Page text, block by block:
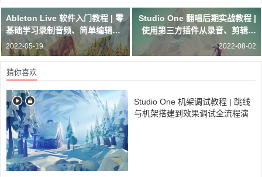
Ableton Live 软件入门教程 | 零
基础学习录制音频、简单编辑，
掌握软件各项功能使用方法
2022-05-19
Studio One 翻唱后期实战教程 |
使用第三方插件从录音、剪辑到
后期混音全流程演示
2022-08-02
猜你喜欢
Studio One 机架调试教程 | 跳线
与机架搭建到效果调试全流程演